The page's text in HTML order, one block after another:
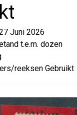
Juni 2026
t.e.m. dozen
reeksen Gebruikt